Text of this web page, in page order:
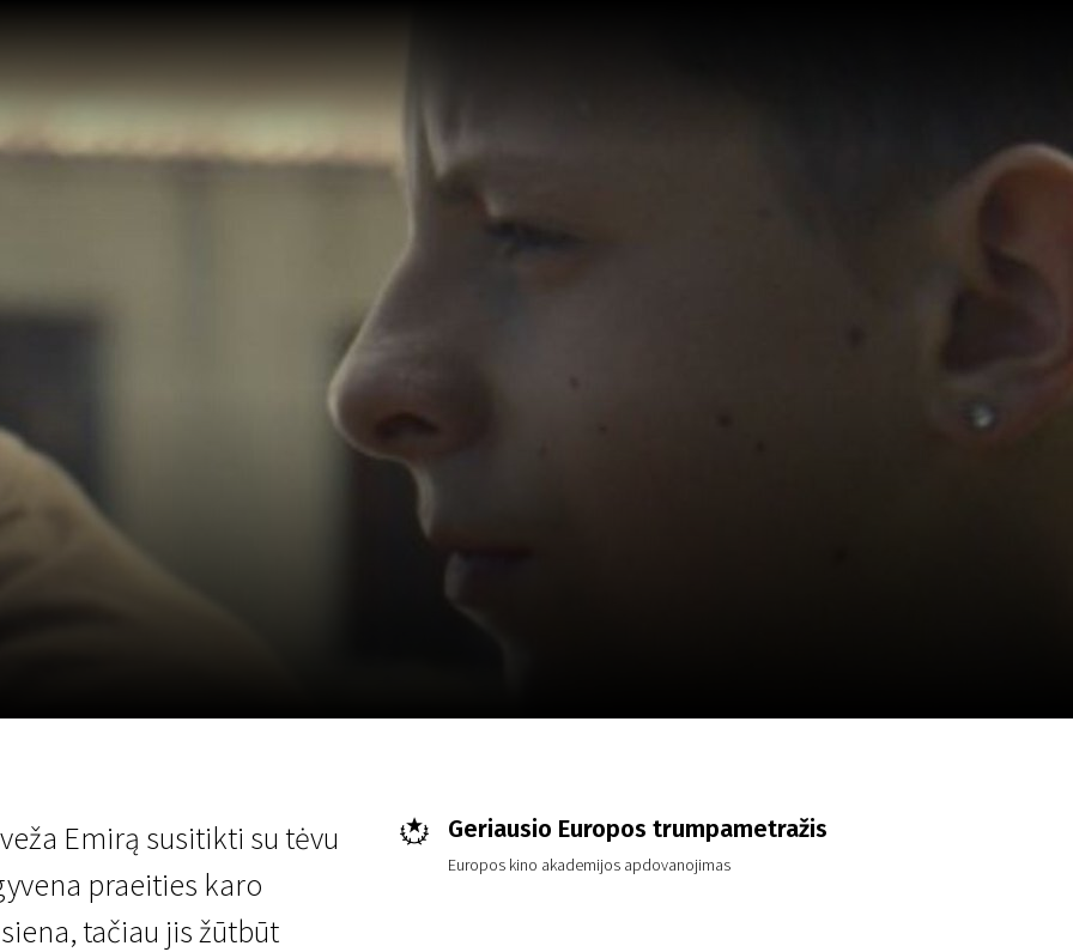
Emirą susitikti su tėvu
praeities karo
tačiau jis žūtbūt
Geriausio Europos trumpametražis
Europos kino akademijos apdovanojimas